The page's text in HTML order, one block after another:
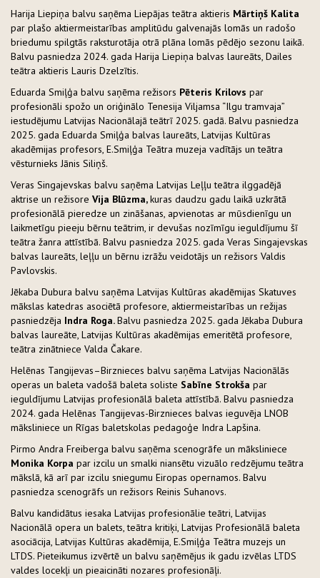
Harija Liepiņa balvu saņēma Liepājas teātra aktieris Mārtiņš Kalita
par plašo aktiermeistarības amplitūdu galvenajās lomās un radošo
briedumu spilgtās raksturotāja otrā plāna lomās pēdējo sezonu laikā.
Balvu pasniedza 2024. gada Harija Liepiņa balvas laureāts, Dailes
teātra aktieris Lauris Dzelzītis.
Eduarda Smiļģa balvu saņēma režisors Pēteris Krilovs par
profesionāli spožo un oriģinālo Tenesija Viljamsa “Ilgu tramvaja”
iestudējumu Latvijas Nacionālajā teātrī 2025. gadā. Balvu pasniedza
2025. gada Eduarda Smiļģa balvas laureāts, Latvijas Kultūras
akadēmijas profesors, E.Smiļģa Teātra muzeja vadītājs un teātra
vēsturnieks Jānis Siliņš.
Veras Singajevskas balvu saņēma Latvijas Leļļu teātra ilggadējā
aktrise un režisore Vija Blūzma,kuras daudzu gadu laikā uzkrātā
profesionālā pieredze un zināšanas, apvienotas ar mūsdienīgu un
laikmetīgu pieeju bērnu teātrim, ir devušas nozīmīgu ieguldījumu šī
teātra žanra attīstībā. Balvu pasniedza 2025. gada Veras Singajevskas
balvas laureāts, leļļu un bērnu izrāžu veidotājs un režisors Valdis
Pavlovskis.
Jēkaba Dubura balvu saņēma Latvijas Kultūras akadēmijas Skatuves
mākslas katedras asociētā profesore, aktiermeistarības un režijas
pasniedzēja Indra Roga.Balvu pasniedza 2025. gada Jēkaba Dubura
balvas laureāte, Latvijas Kultūras akadēmijas emeritētā profesore,
teātra zinātniece Valda Čakare.
Helēnas Tangijevas–Birznieces balvu saņēma Latvijas Nacionālās
operas un baleta vadošā baleta soliste Sabīne Strokša par
ieguldījumu Latvijas profesionālā baleta attīstībā. Balvu pasniedza
2024. gada Helēnas Tangijevas-Birznieces balvas ieguvēja LNOB
māksliniece un Rīgas baletskolas pedagoģe Indra Lapšina.
Pirmo Andra Freiberga balvu saņēma scenogrāfe un māksliniece
Monika Korpa par izcilu un smalki niansētu vizuālo redzējumu teātra
mākslā, kā arī par izcilu sniegumu Eiropas opernamos. Balvu
pasniedza scenogrāfs un režisors Reinis Suhanovs.
Balvu kandidātus iesaka Latvijas profesionālie teātri, Latvijas
Nacionālā opera un balets, teātra kritiķi, Latvijas Profesionālā baleta
asociācija, Latvijas Kultūras akadēmija, E.Smiļģa Teātra muzejs un
LTDS. Pieteikumus izvērtē un balvu saņēmējus ik gadu izvēlas LTDS
valdes locekļi un pieaicināti nozares profesionāļi.